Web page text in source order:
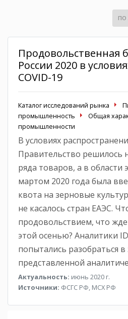
Продовольственная
России 2020 в
COVID-19
Каталог исследований рынка
промышленность
Общая
промышленности
В условиях
Правительство решилось
ряда товаров, а в области
мартом 2020 года была
квота на зерновые
не касалось стран ЕАЭС.
продовольствием, что
этой осенью? Аналитики
попытались разобраться
представленной
Актуальность: июнь 2020 г.
Источники: ФСГС РФ, МСХ РФ